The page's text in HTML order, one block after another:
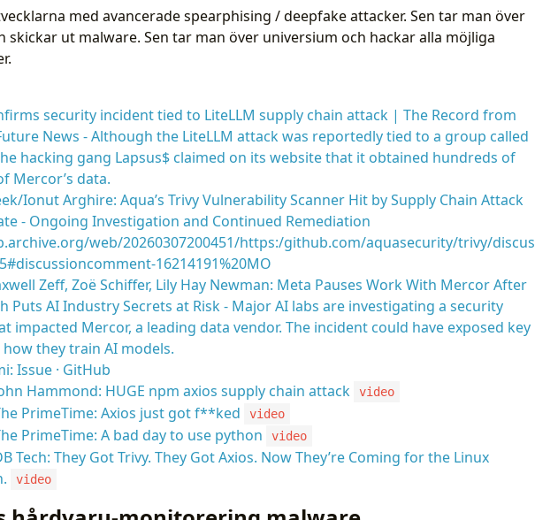
med avancerade spearphising / deepfake attacker. Sen tar man över
skickar ut malware. Sen tar man över universium och hackar alla möjliga
security incident tied to LiteLLM supply chain attack | The Record from
News - Although the LiteLLM attack was reportedly tied to a group called
hacking gang Lapsus$ claimed on its website that it obtained hundreds of
Mercor’s data.
Ionut Arghire: Aqua’s Trivy Vulnerability Scanner Hit by Supply Chain Attack
- Ongoing Investigation and Continued Remediation
web/20260307200451/https:/github.com/aquasecurity/trivy/discus
16214191%20MO
Zeff, Zoë Schiffer, Lily Hay Newman: Meta Pauses Work With Mercor After
Puts AI Industry Secrets at Risk - Major AI labs are investigating a security
impacted Mercor, a leading data vendor. The incident could have exposed key
they train AI models.
Issue · GitHub
Hammond: HUGE npm axios supply chain attack
video
PrimeTime: Axios just got f**ked video
PrimeTime: A bad day to use python video
Tech: They Got Trivy. They Got Axios. Now They’re Coming for the Linux
video